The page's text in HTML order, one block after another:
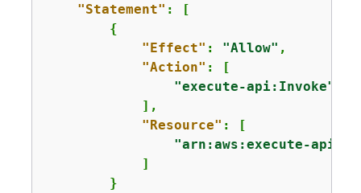
"Statement" : [
{
"Effect" : "Allow" ,
"Action" : [
"execute-api:Invoke"
            ],
"Resource" : [
"arn:aws:execute-
            ]
        }